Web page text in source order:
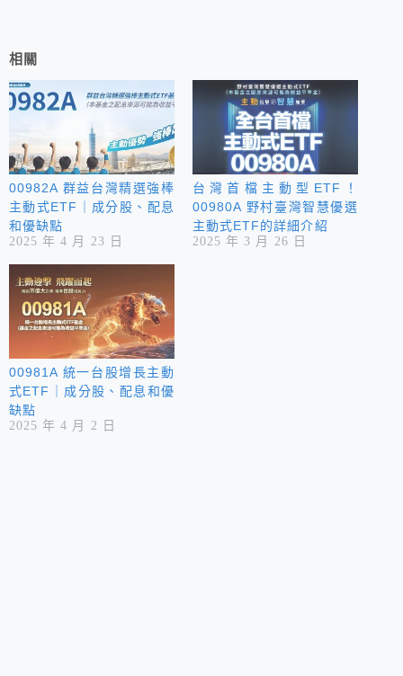
相關
00982A 群益台灣精選強棒
主動式ETF｜成分股、配息
和優缺點
2025 年 4 月 23 日
台灣首檔主動型ETF！
00980A 野村臺灣智慧優選
主動式ETF的詳細介紹
2025 年 3 月 26 日
00981A 統一台股增長主動
式ETF｜成分股、配息和優
缺點
2025 年 4 月 2 日